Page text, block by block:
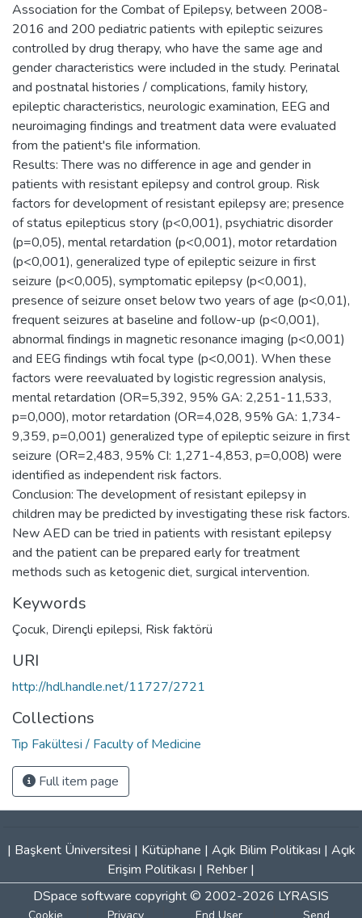
Association for the Combat of Epilepsy, between 2008-
2016 and 200 pediatric patients with epileptic seizures
controlled by drug therapy, who have the same age and
gender characteristics were included in the study. Perinatal
and postnatal histories / complications, family history,
epileptic characteristics, neurologic examination, EEG and
neuroimaging findings and treatment data were evaluated
from the patient's file information.
Results: There was no difference in age and gender in
patients with resistant epilepsy and control group. Risk
factors for development of resistant epilepsy are; presence
of status epilepticus story (p<0,001), psychiatric disorder
(p=0,05), mental retardation (p<0,001), motor retardation
(p<0,001), generalized type of epileptic seizure in first
seizure (p<0,005), symptomatic epilepsy (p<0,001),
presence of seizure onset below two years of age (p<0,01),
frequent seizures at baseline and follow-up (p<0,001),
abnormal findings in magnetic resonance imaging (p<0,001)
and EEG findings wtih focal type (p<0,001). When these
factors were reevaluated by logistic regression analysis,
mental retardation (OR=5,392, 95% GA: 2,251-11,533,
p=0,000), motor retardation (OR=4,028, 95% GA: 1,734-
9,359, p=0,001) generalized type of epileptic seizure in first
seizure (OR=2,483, 95% CI: 1,271-4,853, p=0,008) were
identified as independent risk factors.
Conclusion: The development of resistant epilepsy in
children may be predicted by investigating these risk factors.
New AED can be tried in patients with resistant epilepsy
and the patient can be prepared early for treatment
methods such as ketogenic diet, surgical intervention.
Keywords
Çocuk, Dirençli epilepsi, Risk faktörü
URI
http://hdl.handle.net/11727/2721
Collections
Tıp Fakültesi / Faculty of Medicine
Full item page
| Başkent Üniversitesi | Kütüphane | Açık Bilim Politikası | Açık
Erişim Politikası | Rehber |
DSpace software copyright © 2002-2026 LYRASIS